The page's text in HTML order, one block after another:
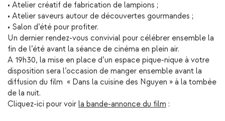
• Atelier créatif de fabrication de lampions ;
• Atelier saveurs autour de découvertes gourmandes ;
• Salon d’été pour profiter.
Un dernier rendez-vous convivial pour célébrer ensemble la
fin de l’été avant la séance de cinéma en plein air.
A 19h30, la mise en place d’un espace pique-nique à votre
disposition sera l’occasion de manger ensemble avant la
diffusion du film « Dans la cuisine des Nguyen » à la tombée
de la nuit.
Cliquez-ici pour voir la bande-annonce du film :